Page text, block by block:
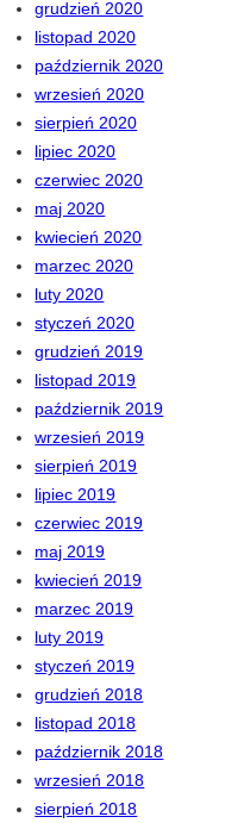
grudzień 2020
listopad 2020
październik 2020
wrzesień 2020
sierpień 2020
lipiec 2020
czerwiec 2020
maj 2020
kwiecień 2020
marzec 2020
luty 2020
styczeń 2020
grudzień 2019
listopad 2019
październik 2019
wrzesień 2019
sierpień 2019
lipiec 2019
czerwiec 2019
maj 2019
kwiecień 2019
marzec 2019
luty 2019
styczeń 2019
grudzień 2018
listopad 2018
październik 2018
wrzesień 2018
sierpień 2018